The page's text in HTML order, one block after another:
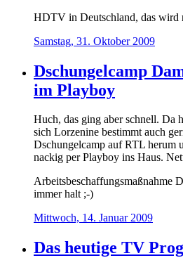
HDTV in Deutschland, das wird
Samstag, 31. Oktober 2009
Dschungelcamp
im Playboy
Huch, das ging aber schnell. Da
sich Lorzenine bestimmt auch
Dschungelcamp auf RTL herum
nackig per Playboy ins Haus.
Arbeitsbeschaffungsmaßnahme
immer halt ;-)
Mittwoch, 14. Januar 2009
Das heutige TV